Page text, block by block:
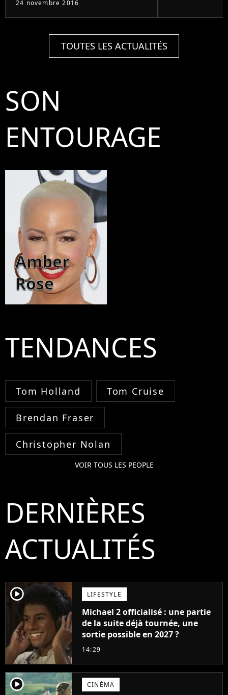
24 novembre 2016
TOUTES LES ACTUALITÉS
SON
ENTOURAGE
Amber
Rose
TENDANCES
Tom Holland Tom Cruise
Brendan Fraser
Christopher Nolan
VOIR TOUS LES PEOPLE
DERNIÈRES
ACTUALITÉS
player2 LIFESTYLE
Michael 2 officialisé : une partie
de la suite déjà tournée, une
sortie possible en 2027 ?
14:29
player2 CINÉMA